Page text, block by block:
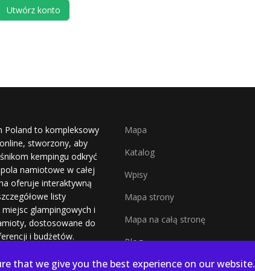
Utwórz konto
Poland to kompleksowy
stworzony, aby
kempingu odkryć
namiotowe w całej
oferuje interaktywną
listy
glampingowych i
dostosowane do
i budżetów.
Mapa
Katalog
Wpisy
Mapa strony
Mapa na całą stronę
Blog
that we give you the best experience on our website.